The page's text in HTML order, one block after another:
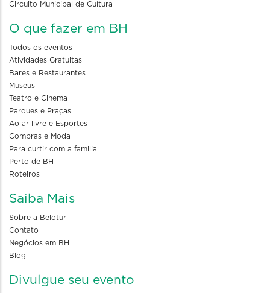
Circuito Municipal de Cultura
O que fazer em BH
Todos os eventos
Atividades Gratuitas
Bares e Restaurantes
Museus
Teatro e Cinema
Parques e Praças
Ao ar livre e Esportes
Compras e Moda
Para curtir com a familia
Perto de BH
Roteiros
Saiba Mais
Sobre a Belotur
Contato
Negócios em BH
Blog
Divulgue seu evento